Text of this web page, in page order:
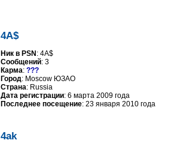
4A$
Ник в PSN : 4A$
Сообщений: 3
Карма: ???
Город: Moscow ЮЗАО
Страна: Russia
Дата регистрации: 6 марта 2009 года
Последнее посещение: 23 января 2010 года
4ak